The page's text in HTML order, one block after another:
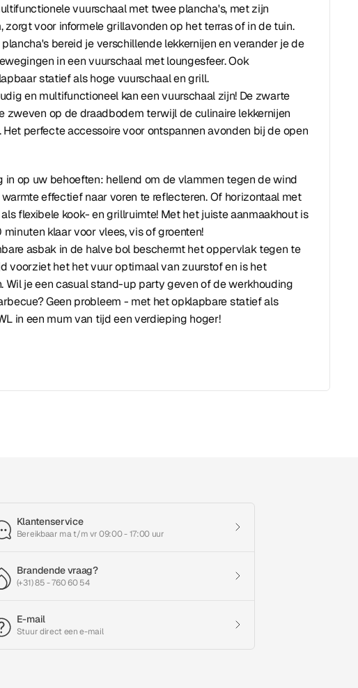
vuurschaal met twee plancha's, met zijn
zorgt voor informele grillavonden op het terras of in de tuin.
bereid je verschillende lekkernijen en verander je de
in een vuurschaal met loungesfeer. Ook
statief als hoge vuurschaal en grill.
en multifunctioneel kan een vuurschaal zijn! De zwarte
zweven op de draadbodem terwijl de culinaire lekkernijen
Het perfecte accessoire voor ontspannen avonden bij de open
in op uw behoeften: hellend om de vlammen tegen de wind
effectief naar voren te reflecteren. Of horizontaal met
flexibele kook- en grillruimte! Met het juiste aanmaakhout is
minuten klaar voor vlees, vis of groenten!
asbak in de halve bol beschermt het oppervlak tegen te
voorziet het het vuur optimaal van zuurstof en is het
Wil je een casual stand-up party geven of de werkhouding
Geen probleem - met het opklapbare statief als
in een mum van tijd een verdieping hoger!
Klantenservice
Bereikbaar ma t/m vr 09:00 - 17:00 uur
Brandende vraag?
(+31) 85 - 760 60 54
E-mail
Stuur direct een e-mail